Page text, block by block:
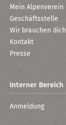
Mein Alpenverein
Geschäftsstelle
Wir brauchen dich
Kontakt
Presse
Interner Bereich
Anmeldung